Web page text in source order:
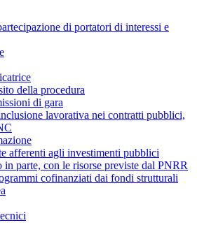
di portatori di interessi e
della procedura
di gara
lavorativa nei contratti pubblici,
afferenti agli investimenti pubblici
parte, con le risorse previste dal PNRR
cofinanziati dai fondi strutturali